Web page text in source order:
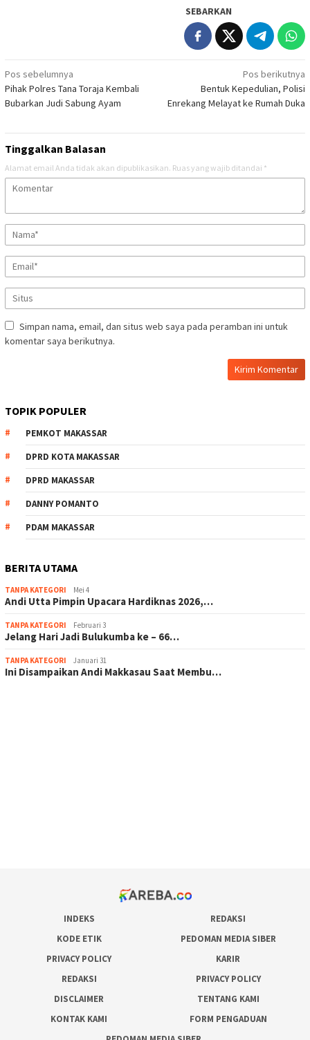
SEBARKAN
Navigasi
pos
Pos sebelumnya
Pihak Polres Tana Toraja Kembali
Bubarkan Judi Sabung Ayam
Pos berikutnya
Bentuk Kepedulian, Polisi
Enrekang Melayat ke Rumah Duka
Tinggalkan Balasan
Alamat email Anda tidak akan dipublikasikan. Ruas yang wajib ditandai *
Simpan nama, email, dan situs web saya pada peramban ini untuk
komentar saya berikutnya.
TOPIK POPULER
PEMKOT MAKASSAR
DPRD KOTA MAKASSAR
DPRD MAKASSAR
DANNY POMANTO
PDAM MAKASSAR
BERITA UTAMA
TANPA KATEGORI Mei 4
Andi Utta Pimpin Upacara Hardiknas 2026,…
TANPA KATEGORI Februari 3
Jelang Hari Jadi Bulukumba ke – 66…
TANPA KATEGORI Januari 31
Ini Disampaikan Andi Makkasau Saat Membu…
INDEKS
REDAKSI
KODE ETIK
PEDOMAN MEDIA SIBER
PRIVACY POLICY
KARIR
REDAKSI
PRIVACY POLICY
DISCLAIMER
TENTANG KAMI
KONTAK KAMI
FORM PENGADUAN